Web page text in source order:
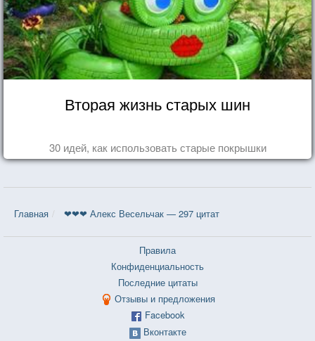
Вторая жизнь старых шин
30 идей, как использовать старые покрышки
Главная ❤❤❤ Алекс Весельчак — 297 цитат
Правила
Конфиденциальность
Последние цитаты
Отзывы и предложения
Facebook
Вконтакте